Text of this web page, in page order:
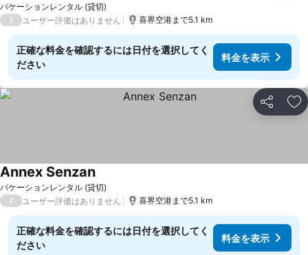
バケーションレンタル (貸切)
料金を表示
/ ユーザー評価はありません 喜界空港まで5.1 km
正確な料金を確認するには日付を選択してく
ださい
料金を表示
シェア お
バケーションレンタル (貸切)
Annex Senzan料金を表示
/ ユーザー評価はありません 喜界空港まで5.1 km
正確な料金を確認するには日付を選択してく
ださい
料金を表示